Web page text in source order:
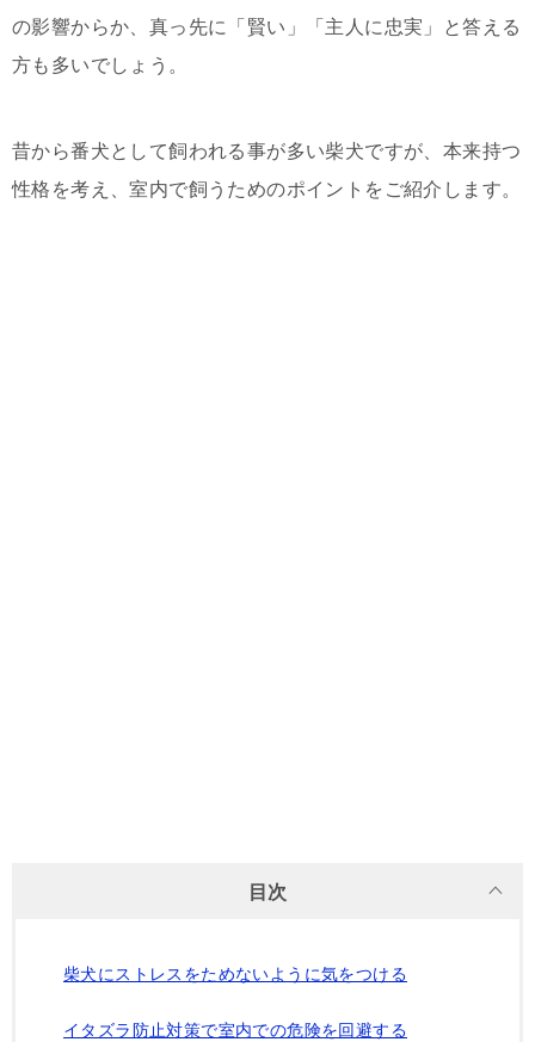
の影響からか、真っ先に「賢い」「主人に忠実」と答える
方も多いでしょう。
昔から番犬として飼われる事が多い柴犬ですが、本来持つ
性格を考え、室内で飼うためのポイントをご紹介します。
目次
柴犬にストレスをためないように気をつける
イタズラ防止対策で室内での危険を回避する